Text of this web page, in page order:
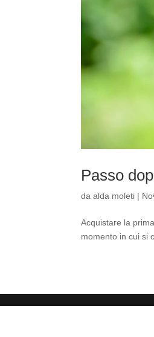
Passo
daalda moleti |
Acquistare la
momento in cui si